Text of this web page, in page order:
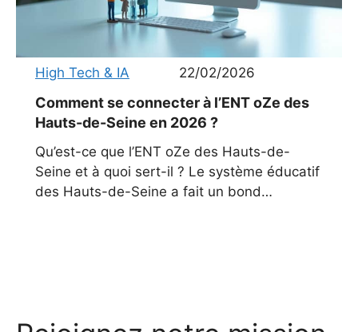
High Tech & IA 22/02/2026
Comment se connecter à l’ENT oZe des
Hauts-de-Seine en 2026 ?
Qu’est-ce que l’ENT oZe des Hauts-de-
Seine et à quoi sert-il ? Le système éducatif
des Hauts-de-Seine a fait un bond